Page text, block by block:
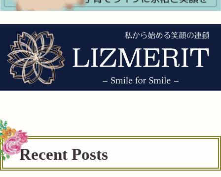
Recent Posts